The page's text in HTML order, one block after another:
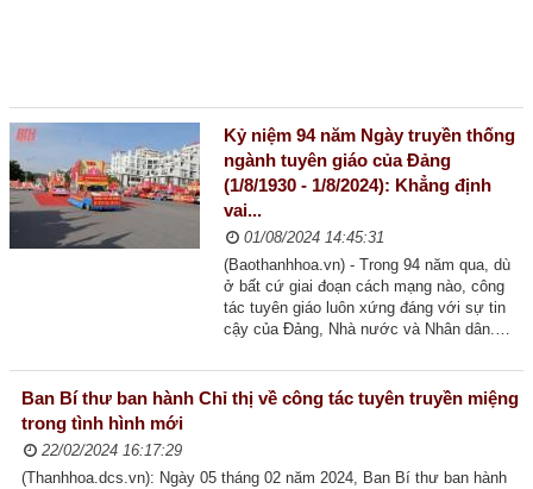
Thường trực tỉnh ủy
Ban Thường vụ tỉnh ủy
Ban Chấp hành tỉnh ủy
Chức năng nhiệm vụ
TIN TỨC - SỰ KIỆN
HOẠT ĐỘNG CỦA LÃNH ĐẠO TỈNH
Kỷ niệm 94 năm Ngày truyền thống
ngành tuyên giáo của Đảng
(1/8/1930 - 1/8/2024): Khẳng định
vai...
01/08/2024 14:45:31
(Baothanhhoa.vn) - Trong 94 năm qua, dù
ở bất cứ giai đoạn cách mạng nào, công
tác tuyên giáo luôn xứng đáng với sự tin
cậy của Đảng, Nhà nước và Nhân dân.
đắp từ thực tiễn hoạt động hết sức sinh
động, hiệu quả và thuyết phục, ngành
Ban Bí thư ban hành Chỉ thị về công tác tuyên truyền miệng
trong tình hình mới
22/02/2024 16:17:29
(Thanhhoa.dcs.vn): Ngày 05 tháng 02 năm 2024, Ban Bí thư ban hành